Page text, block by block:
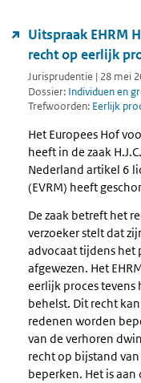
Uitspraak EHRM
recht op eerlijk
Jurisprudentie | 28 mei
Dossier: Individuen en
Trefwoorden: Eerlijk
Het Europees Hof
heeft in de zaak
Nederland artikel 6
(EVRM) heeft
De zaak betreft het
verzoeker stelt dat
advocaat tijdens het
afgewezen. Het
eerlijk proces tevens
behelst. Dit recht
redenen worden
van de verhoren
recht op bijstand
beperken. Het is